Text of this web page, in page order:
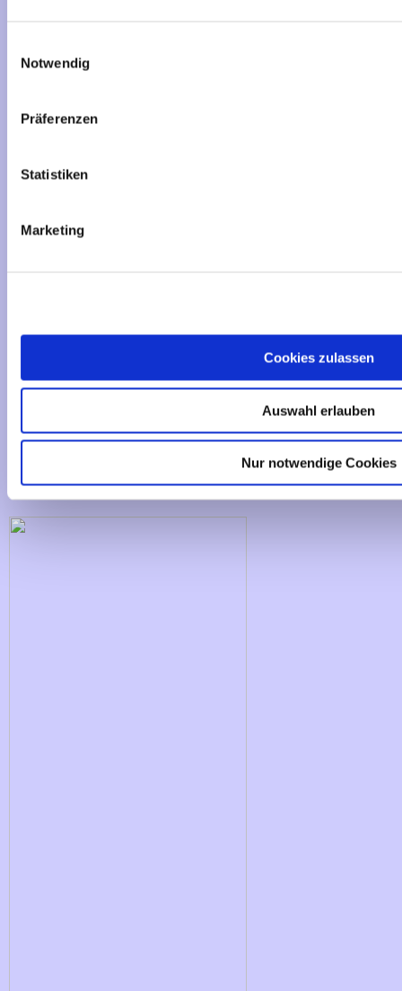
Notwendig
Präferenzen
Statistiken
Marketing
Cookies zulassen
Auswahl erlauben
Nur notwendige Cookies
Artikelfinder
Vertrag widerrufen
Informationen
Privatsphäre und Datenschutz
AGB
Zahlungsmethoden